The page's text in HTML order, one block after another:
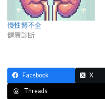
慢性腎不全
健康診断
Facebook X
Threads